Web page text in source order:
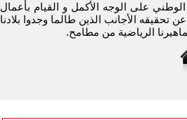
على الوجه الأكمل و القيام بأعمال
الأجانب الذين طالما وجدوا بلادنا
الرياضية من مطامح.